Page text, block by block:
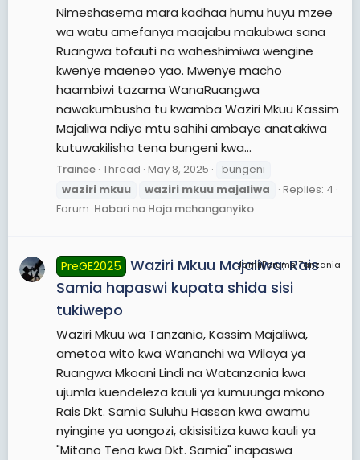
Nimeshasema mara kadhaa humu huyu mzee
wa watu amefanya maajabu makubwa sana
Ruangwa tofauti na waheshimiwa wengine
kwenye maeneo yao. Mwenye macho
haambiwi tazama WanaRuangwa
nawakumbusha tu kwamba Waziri Mkuu Kassim
Majaliwa ndiye mtu sahihi ambaye anatakiwa
kutuwakilisha tena bungeni kwa...
Trainee Thread May 8, 2025
bungeni
waziri mkuu waziri mkuu majaliwa
Replies: 4
Forum: Habari na Hoja mchanganyiko
JamiiForums Tanzania
PreGE2025
Waziri Mkuu Majaliwa: Rais
Samia hapaswi kupata shida sisi
tukiwepo
Waziri Mkuu wa Tanzania, Kassim Majaliwa,
ametoa wito kwa Wananchi wa Wilaya ya
Ruangwa Mkoani Lindi na Watanzania kwa
ujumla kuendeleza kauli ya kumuunga mkono
Rais Dkt. Samia Suluhu Hassan kwa awamu
nyingine ya uongozi, akisisitiza kuwa kauli ya
"Mitano Tena kwa Dkt. Samia" inapaswa